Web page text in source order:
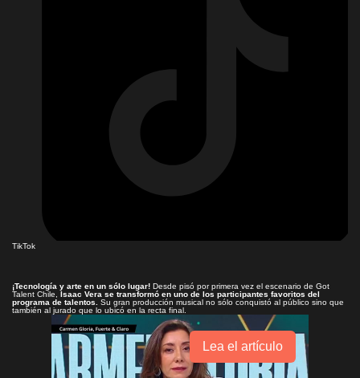
TikTok
¡Tecnología y arte en un sólo lugar! Desde pisó por primera vez el escenario de Got
Talent Chile,
Isaac Vera se transformó en uno de los participantes favoritos del
programa de talentos.
Su gran producción musical no sólo conquistó al público sino que
también al jurado que lo ubicó en la recta final.
Lea el artículo